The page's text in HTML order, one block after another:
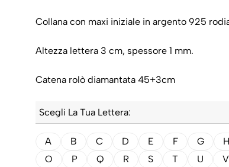
Collana con maxi iniziale in argento 925
Altezza lettera 3 cm, spessore 1 mm.
Catena rolò diamantata 45+3cm
Scegli La Tua Lettera:
A B C D E F G H
O
P Q R S T U V